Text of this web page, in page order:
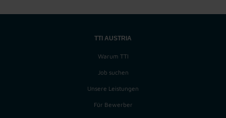
TTI AUSTRIA
Warum TTI
Job suchen
Unsere Leistungen
Für Bewerber